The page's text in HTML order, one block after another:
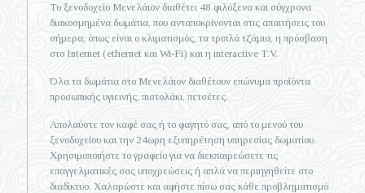
Το ξενοδοχείο Μενελάιον διαθέτει 48 φιλόξενα και σύγχρονα
διακοσμημένα δωμάτια, που ανταποκρίνονται στις απαιτήσεις του
σήμερα, όπως είναι ο κλιματισμός, τα τριπλά τζάμια, η πρόσβαση
στο Internet (ethernet και Wi-Fi) και η interactive T.V.
Όλα τα δωμάτια στο Μενελάιον διαθέτουν επώνυμα προϊόντα
προσωπικής υγιεινής, πιστολάκι, πετσέτες.
Απολαύστε τον καφέ σας ή το φαγητό σας, από το μενού του
ξενοδοχείου και την 24ωρη εξυπηρέτηση υπηρεσίας δωματίου.
Χρησιμοποιήστε το γραφείο για να διεκπαιρεώσετε τις
επαγγελματικές σας υποχρεώσεις ή απλά να περιηγηθείτε στο
διαδίκτυο. Χαλαρώστε και αφήστε πίσω σας κάθε προβληματισμό